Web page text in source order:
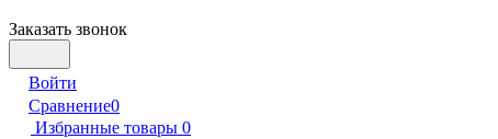
Заказать звонок
Войти
Сравнение0
Избранные товары 0